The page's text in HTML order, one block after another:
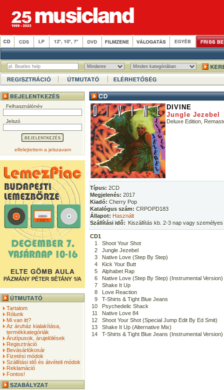
Felhasználónév
Jelszó
elfelejtettem a jelszavam
Tartalom
Rólunk
Mi van itt?
Az áruház kialakítása,
termékkategóriák
Árutípusok, árujelölések
Regisztráció
Bevásárlókosár
Fizetési módok
Szállítási idő és átvételi módok
Reklamáció
Fontos!
DIVINE
Jungle Jezebel
Deluxe Edition,
Típus: 2CD
Megjelenés: 2017
Kiadó: Cherry Pop
Katalógus szám: CRPOPD183
Állapot: Használt
Szállítási idő: Kiszállítás kb. 2-3 nap vagy
CD1
1
Shoot Your Shot
2
Jungle Jezebel
3
Native Love (Step By Step)
4
Kick Your Butt
5
Alphabet Rap
6
Native Love (Step By Step) (Instrumental Version)
7
Shake It Up
8
Love Reaction
9
T-Shirts & Tight Blue Jeans
10
Psychedelic Shack
11
Native Love 84
12
Shoot Your Shot (Special Jump Edit By Ed Smit)
13
Shake It Up (Alternative Mix)
14
T-Shirts & Tight Blue Jeans (Instrumental Version)